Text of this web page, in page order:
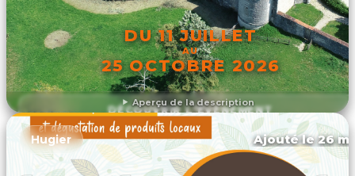
Aperçu de la description
DU 11 JUILLET
AU
25 OCTOBRE 2026
DÉCOUVRIR L'ÉVÉNEMENT
Hugier Ajouté le 26